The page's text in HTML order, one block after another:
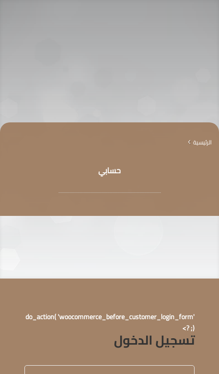
الرئيسية 4
حسابي
do_action( 'woocommerce_before_customer_login_form'
); ?>تسجيل الدخول